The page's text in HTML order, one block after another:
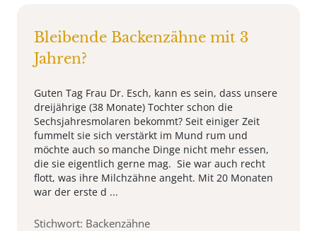
Bleibende Backenzähne mit 3
Jahren?
Guten Tag Frau Dr. Esch, kann es sein, dass unsere
dreijährige (38 Monate) Tochter schon die
Sechsjahresmolaren bekommt? Seit einiger Zeit
fummelt sie sich verstärkt im Mund rum und
möchte auch so manche Dinge nicht mehr essen,
die sie eigentlich gerne mag. Sie war auch recht
flott, was ihre Milchzähne angeht. Mit 20 Monaten
war der erste d ...
Stichwort: Backenzähne